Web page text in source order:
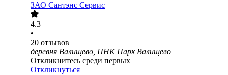
ЗАО Сантэнс Сервис
4.3
•
20 отзывов
деревня Валищево, ПНК Парк Валищево
Откликнитесь среди первых
Откликнуться